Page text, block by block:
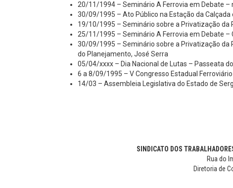
20/11/1994 – Seminário A Ferrovia em Debate –
30/09/1995 – Ato Público na Estação da
19/10/1995 – Seminário sobre a Privatização da
25/11/1995 – Seminário A Ferrovia em Debate
30/09/1995 – Seminário sobre a Privatização da
do Planejamento, José Serra
05/04/xxxx – Dia Nacional de Lutas – Passeata
6 a 8/09/1995 – V Congresso Estadual Ferroviário
14/03 – Assembleia Legislativa do Estado de
SINDICATO DOS
Rua do
Diretoria de